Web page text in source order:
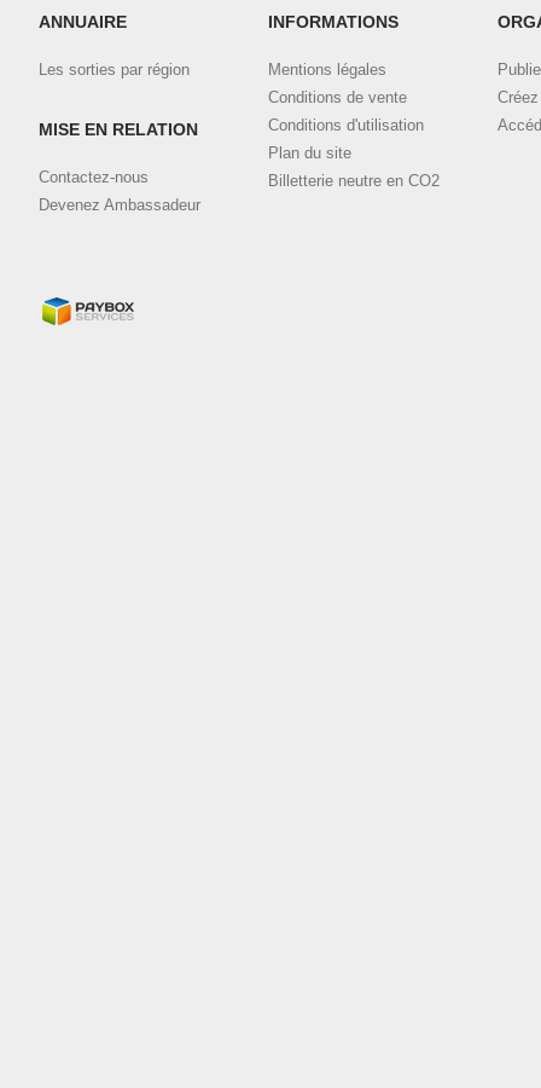
ANNUAIRE
Les sorties par région
MISE EN RELATION
Contactez-nous
Devenez Ambassadeur
INFORMATIONS
Mentions légales
Conditions de vente
Conditions d'utilisation
Plan du site
Billetterie neutre en CO2